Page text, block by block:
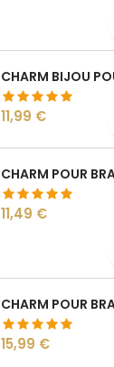
Prix
11,99 €
Prix
11,49 €
Prix
15,99 €